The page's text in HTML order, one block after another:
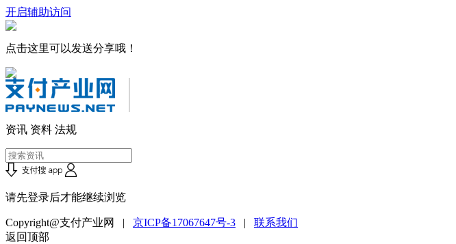
开启辅助访问
点击这里可以发送分享哦！
资讯 资料 法规
请先登录后才能继续浏览
Copyright@支付产业网 | 京ICP备17067647号-3 | 联系我们
返回顶部